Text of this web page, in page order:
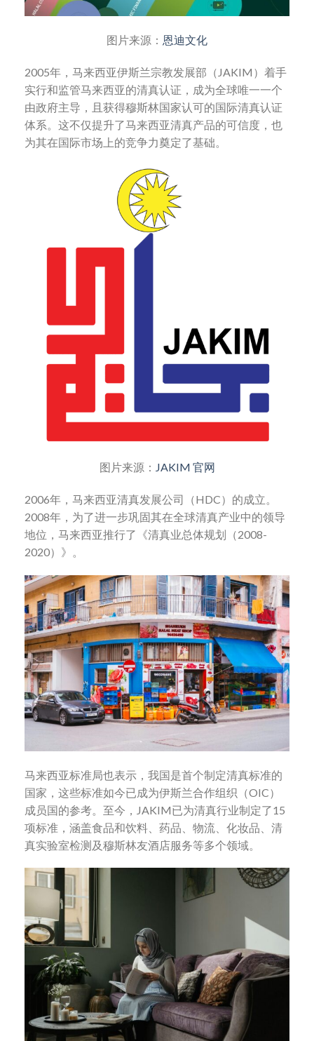
图片来源： 恩迪文化
2005年，马来西亚伊斯兰宗教发展部（JAKIM）着手
实行和监管马来西亚的清真认证，成为全球唯一一个
由政府主导，且获得穆斯林国家认可的国际清真认证
体系。这不仅提升了马来西亚清真产品的可信度，也
为其在国际市场上的竞争力奠定了基础。
图片来源： JAKIM 官网
2006年，马来西亚清真发展公司（HDC）的成立。
2008年，为了进一步巩固其在全球清真产业中的领导
地位，马来西亚推行了《清真业总体规划（2008-
2020）》。
马来西亚标准局也表示，我国是首个制定清真标准的
国家，这些标准如今已成为伊斯兰合作组织（OIC）
成员国的参考。至今，JAKIM已为清真行业制定了15
项标准，涵盖食品和饮料、药品、物流、化妆品、清
真实验室检测及穆斯林友酒店服务等多个领域。